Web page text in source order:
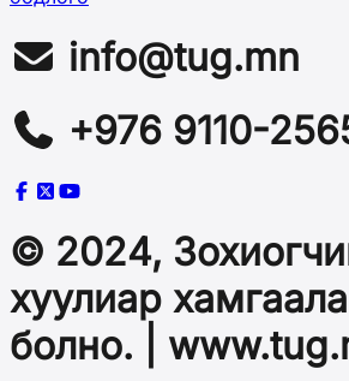
info@tug.mn
+976 9110-
© 2024,
хуулиар
болно. |